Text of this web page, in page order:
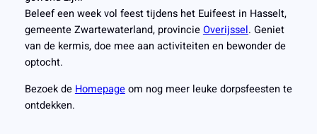
Beleef een week vol feest tijdens het Euifeest in Hasselt,
gemeente Zwartewaterland, provincieOverijssel. Geniet
van de kermis, doe mee aan activiteiten en bewonder de
optocht.
Bezoek de Homepageom nog meer leuke dorpsfeesten te
ontdekken.